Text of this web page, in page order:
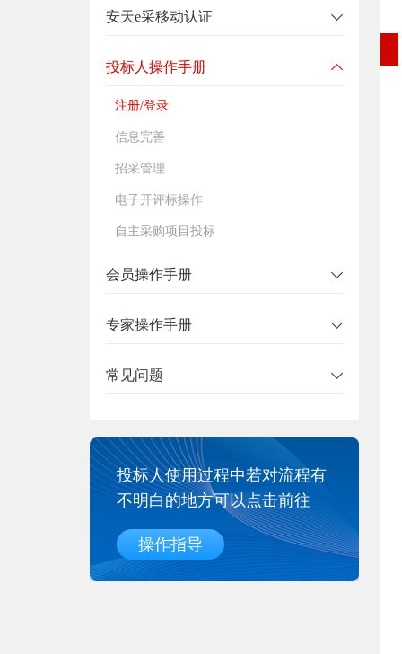
安天e采移动认证
投标人操作手册
注册/登录
信息完善
招采管理
电子开评标操作
自主采购项目投标
会员操作手册
专家操作手册
常见问题
投标人使用过程中若对流程有
不明白的地方可以点击前往
操作指导